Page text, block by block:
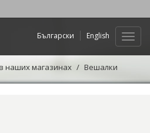
Български English
наших магазинах
Вешалки